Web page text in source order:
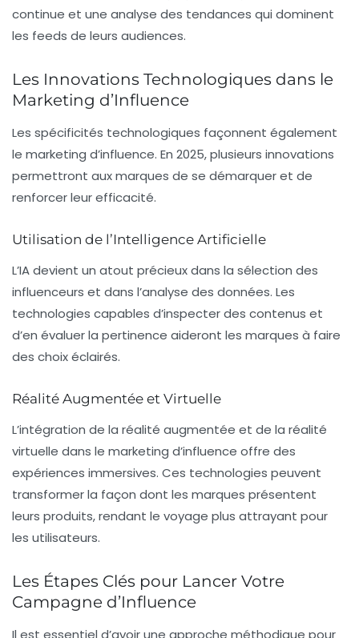
continue et une analyse des tendances qui dominent
les feeds de leurs audiences.
Les Innovations Technologiques dans le
Marketing d’Influence
Les spécificités technologiques façonnent également
le marketing d’influence. En 2025, plusieurs innovations
permettront aux marques de se démarquer et de
renforcer leur efficacité.
Utilisation de l’Intelligence Artificielle
L’IA devient un atout précieux dans la sélection des
influenceurs et dans l’analyse des données. Les
technologies capables d’inspecter des contenus et
d’en évaluer la pertinence aideront les marques à faire
des choix éclairés.
Réalité Augmentée et Virtuelle
L’intégration de la réalité augmentée et de la réalité
virtuelle dans le marketing d’influence offre des
expériences immersives. Ces technologies peuvent
transformer la façon dont les marques présentent
leurs produits, rendant le voyage plus attrayant pour
les utilisateurs.
Les Étapes Clés pour Lancer Votre
Campagne d’Influence